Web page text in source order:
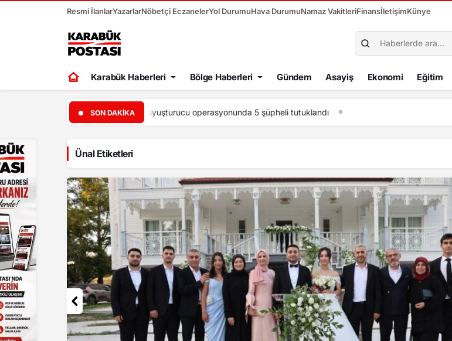
Resmi İlanlarYazarlarNöbetçi EczanelerYol DurumuHava DurumuNamaz VakitleriFinansİletişimKünye
Karabük Haberleri Bölge Haberleri Gündem Asayiş Ekonomi Eğitim
SON DAKIKA 00:30 Ertuğrul Doğan, “Mohamed Salah’ı parayla ikna edemezsiniz”
Ünal Etiketleri